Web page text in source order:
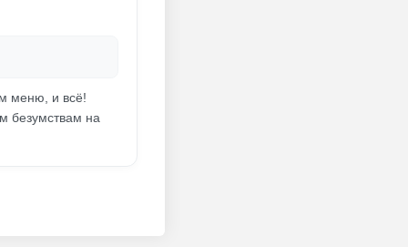
меню, и всё!
безумствам на